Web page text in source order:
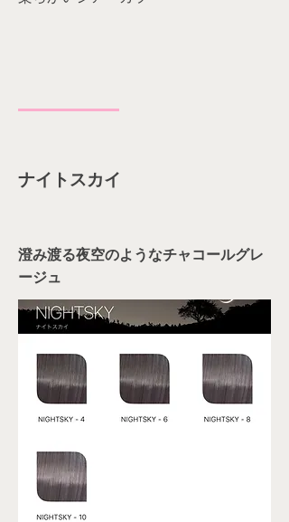
ナイトスカイ
澄み渡る夜空のようなチャコールグレ
ージュ